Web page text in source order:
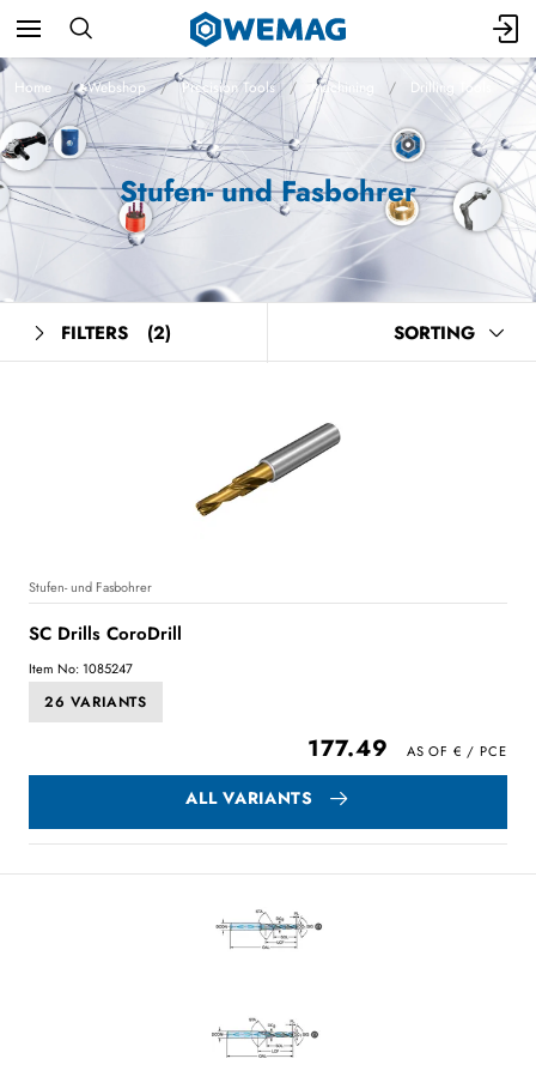
Home Webshop Precision Tools Machining Drilling Tools
Stufen- und Fasbohrer
FILTERS (2) SORTING
Stufen- und Fasbohrer
SC Drills CoroDrill
Item No: 1085247
26 VARIANTS
177.49
ALL VARIANTS